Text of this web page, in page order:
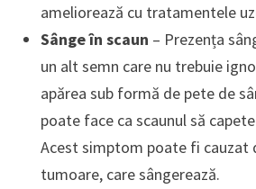
ameliorează cu tratamentele
Sânge în scaun – Prezența
un alt semn care nu trebuie
apărea sub formă de pete de
poate face ca scaunul să
Acest simptom poate fi cauzat
tumoare, care sângerează.